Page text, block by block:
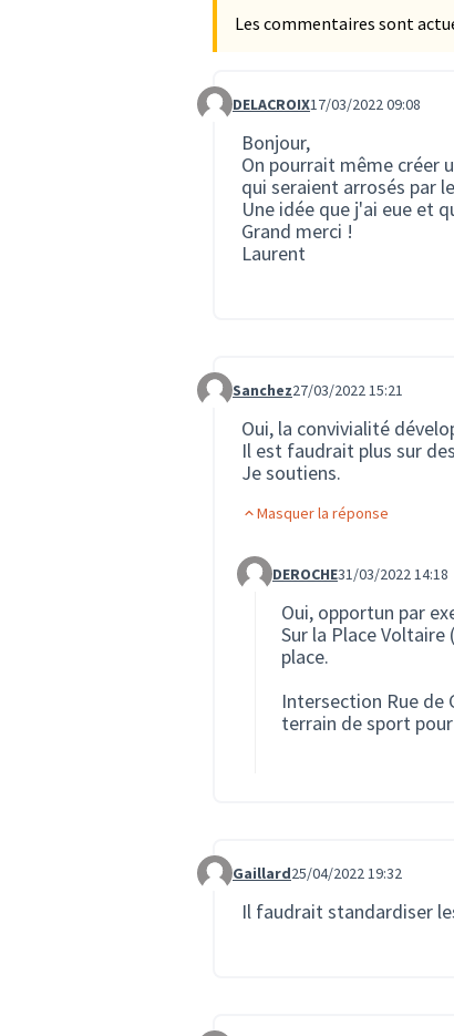
Les commentaires sont
Commentaire 30
DELACROIX17/03/2022 09:08
Bonjour,
On pourrait même créer
qui seraient arrosés par
Une idée que j'ai eue et
Grand merci !
Laurent
Commentaire 97
Sanchez27/03/2022 15:21
Oui, la convivialité
Il est faudrait plus sur
Je soutiens.
Masquer la réponse
Commentaire 134 (réponse
DEROCHE31/03/2022 14:18
Oui, opportun par
Sur la Place Voltaire
place.
Intersection Rue de
terrain de sport
Commentaire 511
Gaillard25/04/2022 19:32
Il faudrait standardiser